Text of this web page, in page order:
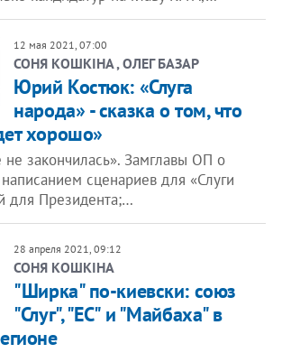
12 мая 2021, 07:00
СОНЯ КОШКІНА , ОЛЕГ БАЗАР
Юрий Костюк: «Слуга
народа» - сказка о том, что
хорошо»
закончилась». Замглавы ОП о
сценариев для «Слуги
для Президента;…
28 апреля 2021, 09:12
СОНЯ КОШКІНА
"Ширка" по-киевски: союз
"Слуг", "ЕС" и "Майбаха" в